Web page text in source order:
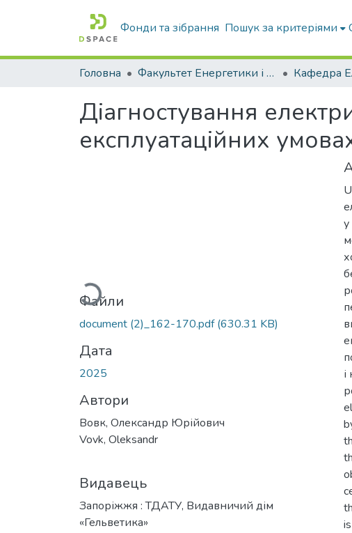
Фонди та зібрання Пошук за критеріями
Головна Факультет Енергетики і комп'ютерних технологій
Діагностування
експлуатаційних
Вантажиться...
Файли
document (2)_162-170.pdf(630.31 KB)
Дата
2025
Автори
Вовк, Олександр Юрійович
Vovk, Oleksandr
Видавець
Запоріжжя : ТДАТУ, Видавничий дім
«Гельветика»